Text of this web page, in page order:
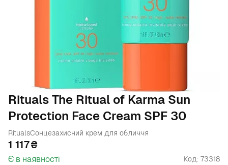
Rituals The Ritual of Karma Sun
Protection Face Cream SPF 30
RitualsСонцезахисний крем для обличчя
1 117
Є в наявності Код: 73318